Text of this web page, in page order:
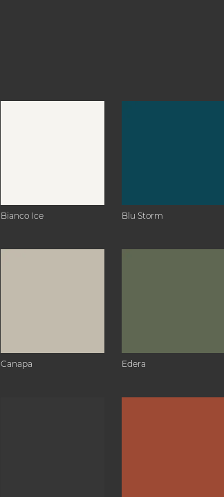
Bianco Ice Blu Storm
Canapa Edera